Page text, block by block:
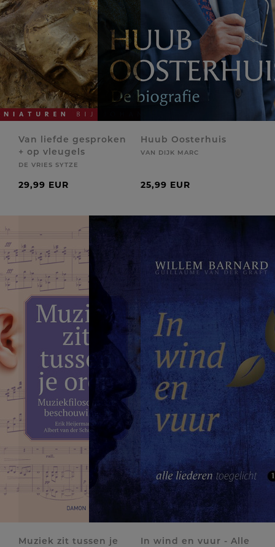
Van liefde gesproken
+ op vleugels
DE VRIES SYTZE
29,99 EUR
Huub Oosterhuis
VAN DIJK MARC
25,99 EUR
Muziek zit tussen je
In wind en vuur - Alle